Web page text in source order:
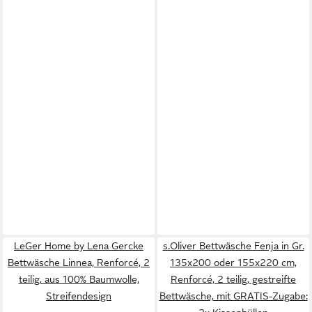
LeGer Home by Lena Gercke
Bettwäsche Linnea, Renforcé, 2
teilig, aus 100% Baumwolle,
Streifendesign
s.Oliver Bettwäsche Fenja in Gr.
135x200 oder 155x220 cm,
Renforcé, 2 teilig, gestreifte
Bettwäsche, mit GRATIS-Zugabe: